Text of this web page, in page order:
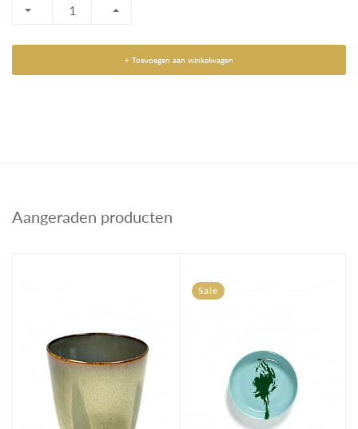
+ Toevoegen aan winkelwagen
Aangeraden producten
Sale